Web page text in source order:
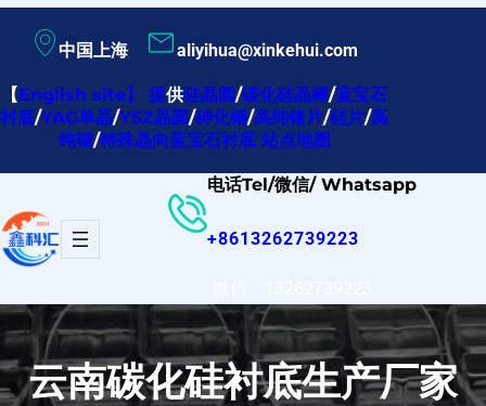
内
容
中国上海 aliyihua@xinkehui.com
【English site】提供硅晶圆/碳化硅晶棒/蓝宝石
衬底/YAG单晶/YSZ晶圆/砷化铟/高纯锗片/硅片/高
纯铟/特殊晶向蓝宝石衬底 站点地图
电话Tel/微信/ Whatsapp
+8613262739223
云南碳化硅衬底生产厂家